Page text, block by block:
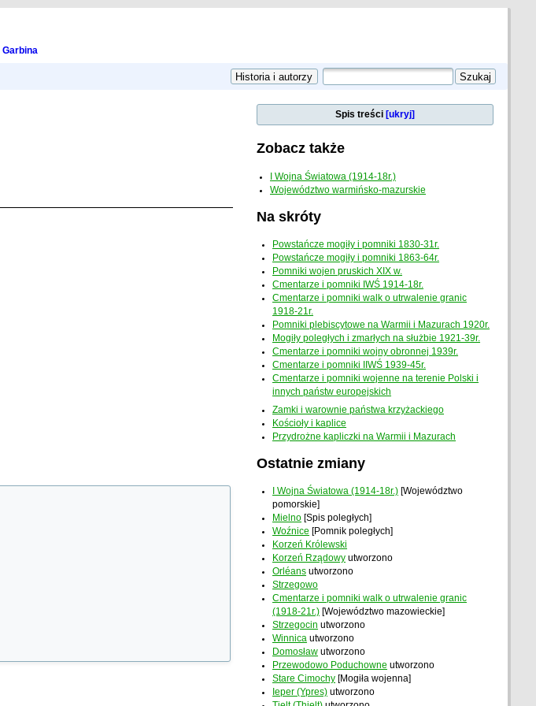
Garbina
Spis treści [ukryj]
Zobacz także
I Wojna Światowa (1914-18r.)
Województwo warmińsko-mazurskie
Na skróty
Powstańcze mogiły i pomniki 1830-31r.
Powstańcze mogiły i pomniki 1863-64r.
Pomniki wojen pruskich XIX w.
Cmentarze i pomniki IWŚ 1914-18r.
Cmentarze i pomniki walk o utrwalenie granic
1918-21r.
Pomniki plebiscytowe na Warmii i Mazurach 1920r.
Mogiły poległych i zmarłych na służbie 1921-39r.
Cmentarze i pomniki wojny obronnej 1939r.
Cmentarze i pomniki IIWŚ 1939-45r.
Cmentarze i pomniki wojenne na terenie Polski i
innych państw europejskich
Zamki i warownie państwa krzyżackiego
Kościoły i kaplice
Przydrożne kapliczki na Warmii i Mazurach
Ostatnie zmiany
I Wojna Światowa (1914-18r.) [Województwo
pomorskie]
Mielno [Spis poległych]
Woźnice [Pomnik poległych]
Korzeń Królewski
Korzeń Rządowy utworzono
Orléans utworzono
Strzegowo
Cmentarze i pomniki walk o utrwalenie granic
(1918-21r.) [Województwo mazowieckie]
Strzegocin utworzono
Winnica utworzono
Domosław utworzono
Przewodowo Poduchowne utworzono
Stare Cimochy [Mogiła wojenna]
Ieper (Ypres) utworzono